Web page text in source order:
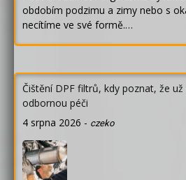
obdobím podzimu a zimy nebo s
necítíme ve své formě.…
Čištění DPF filtrů, kdy poznat, že
odbornou péči
4 srpna 2026 - czeko